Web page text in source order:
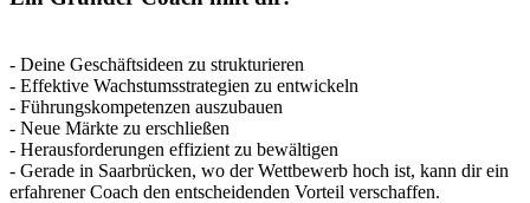
- Deine Geschäftsideen zu strukturieren
- Effektive Wachstumsstrategien zu entwickeln
- Führungskompetenzen auszubauen
- Neue Märkte zu erschließen
- Herausforderungen effizient zu bewältigen
- Gerade in Saarbrücken, wo der Wettbewerb hoch ist, kann dir ein
erfahrener Coach den entscheidenden Vorteil verschaffen.